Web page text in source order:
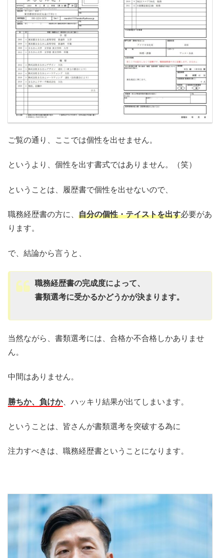
ご覧の通り、ここでは個性を出せません。
というより、個性を出す書式ではありません。（笑）
ということは、履歴書で個性を出せないので、
職務経歴書の方に、 自分の個性・テイストを出す必要があ
ります。
で、結論から言うと、
職務経歴書の完成度によって、
書類選考に受かるかどうかが決まります。
当然ながら、書類選考には、合格か不合格しかありませ
ん。
中間はありません。
勝ちか、負けか、ハッキリ結果が出てしまいます。
ということは、皆さんが書類選考を突破する為に
注力すべきは、職務経歴書ということになります。